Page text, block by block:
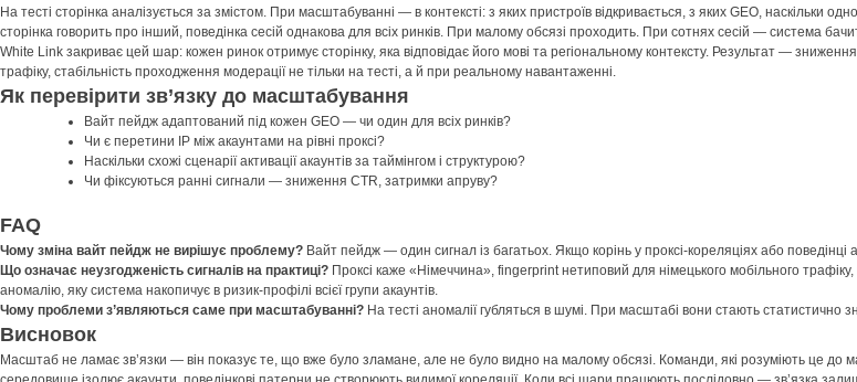
На тесті сторінка аналізується за змістом. При масштабуванні — в контексті: з яких пристроїв відкривається, з яких GEO, наскільки
сторінка говорить про інший, поведінка сесій однакова для всіх ринків. При малому обсязі проходить. При сотнях сесій — система
White Link закриває цей шар: кожен ринок отримує сторінку, яка відповідає його мові та регіональному контексту. Результат —
трафіку, стабільність проходження модерації не тільки на тесті, а й при реальному навантаженні.
Як перевірити зв’язку до масштабування
Вайт пейдж адаптований під кожен GEO — чи один для всіх ринків?
Чи є перетини IP між акаунтами на рівні проксі?
Наскільки схожі сценарії активації акаунтів за таймінгом і структурою?
Чи фіксуються ранні сигнали — зниження CTR, затримки апруву?
FAQ
Чому зміна вайт пейдж не вирішує проблему? Вайт пейдж — один сигнал із багатьох. Якщо корінь у проксі-кореляціях або поведінці
Що означає неузгодженість сигналів на практиці? Проксі каже «Німеччина», fingerprint нетиповий для німецького мобільного
аномалію, яку система накопичує в ризик-профілі всієї групи акаунтів.
Чому проблеми з’являються саме при масштабуванні? На тесті аномалії губляться в шумі. При масштабі вони стають
Висновок
Масштаб не ламає зв’язки — він показує те, що вже було зламане, але не було видно на малому обсязі. Команди, які розуміють це до